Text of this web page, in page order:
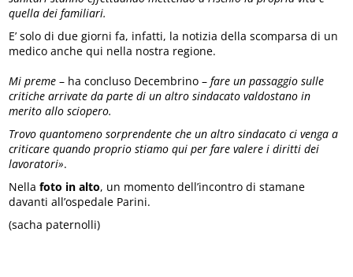
quella dei familiari.
E’ solo di due giorni fa, infatti, la notizia della scomparsa di un
medico anche qui nella nostra regione.
Mi preme – ha concluso Decembrino – fare un passaggio sulle
critiche arrivate da parte di un altro sindacato valdostano in
merito allo sciopero.
Trovo quantomeno sorprendente che un altro sindacato ci venga a
criticare quando proprio stiamo qui per fare valere i diritti dei
lavoratori».
Nella foto in alto, un momento dell’incontro di stamane
davanti all’ospedale Parini.
(sacha paternolli)